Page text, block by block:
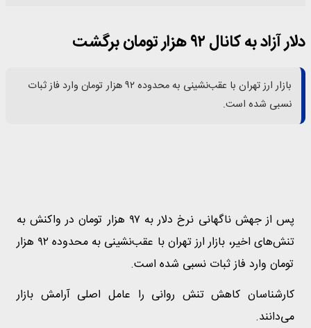
دلار آزاد به کانال ۹۲ هزار تومان برگشت
بازار ارز تهران با عقب‌نشینی به محدوده ۹۲ هزار تومان وارد فاز ثبات
نسبی شده است.
پس از جهش ناگهانی نرخ دلار به ۹۷ هزار تومان در واکنش به
تنش‌های اخیر، بازار ارز تهران با عقب‌نشینی به محدوده ۹۲ هزار
تومان وارد فاز ثبات نسبی شده است.
کارشناسان کاهش تنش روانی را عامل اصلی آرامش بازار
می‌دانند.